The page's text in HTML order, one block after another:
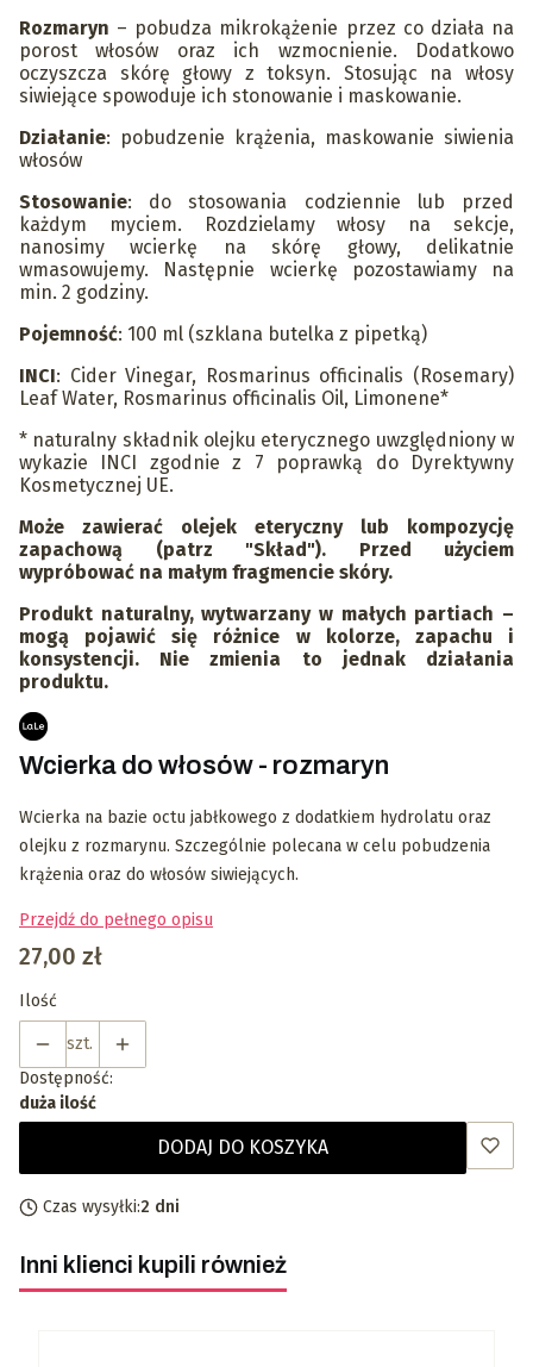
Rozmaryn – pobudza mikrokążenie przez co działa na
porost włosów oraz ich wzmocnienie. Dodatkowo
oczyszcza skórę głowy z toksyn. Stosując na włosy
siwiejące spowoduje ich stonowanie i maskowanie.
Działanie: pobudzenie krążenia, maskowanie siwienia
włosów
Stosowanie: do stosowania codziennie lub przed
każdym myciem. Rozdzielamy włosy na sekcje,
nanosimy wcierkę na skórę głowy, delikatnie
wmasowujemy. Następnie wcierkę pozostawiamy na
min. 2 godziny.
Pojemność: 100 ml (szklana butelka z pipetką)
INCI: Cider Vinegar, Rosmarinus officinalis (Rosemary)
Leaf Water, Rosmarinus officinalis Oil, Limonene*
* naturalny składnik olejku eterycznego uwzględniony w
wykazie INCI zgodnie z 7 poprawką do Dyrektywny
Kosmetycznej UE.
Może zawierać olejek eteryczny lub kompozycję
zapachową (patrz "Skład"). Przed użyciem
wypróbować na małym fragmencie skóry.
Produkt naturalny, wytwarzany w małych partiach –
mogą pojawić się różnice w kolorze, zapachu i
konsystencji. Nie zmienia to jednak działania
produktu.
Wcierka do włosów - rozmaryn
Wcierka na bazie octu jabłkowego z dodatkiem hydrolatu oraz
olejku z rozmarynu. Szczególnie polecana w celu pobudzenia
krążenia oraz do włosów siwiejących.
Przejdź do pełnego opisu
Cena
27,00 zł
Ilość
szt.
Dostępność:
duża ilość
DODAJ DO KOSZYKA
Czas wysyłki:2 dni
Inni klienci kupili również